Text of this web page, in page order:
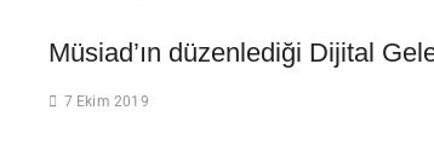
Müsiad’ın düzenlediği Dijital
7 Ekim 2019